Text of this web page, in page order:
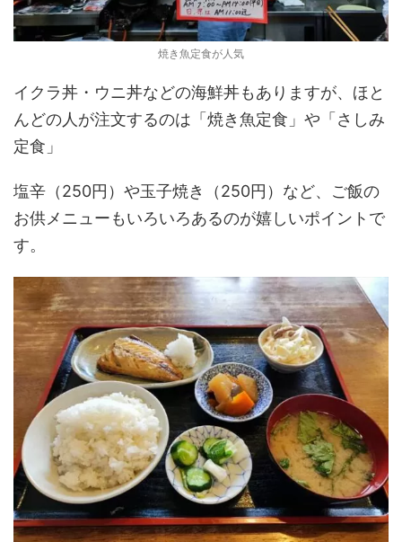
焼き魚定食が人気
イクラ丼・ウニ丼などの海鮮丼もありますが、ほと
んどの人が注文するのは「焼き魚定食」や「さしみ
定食」
塩辛（250円）や玉子焼き（250円）など、ご飯の
お供メニューもいろいろあるのが嬉しいポイントで
す。